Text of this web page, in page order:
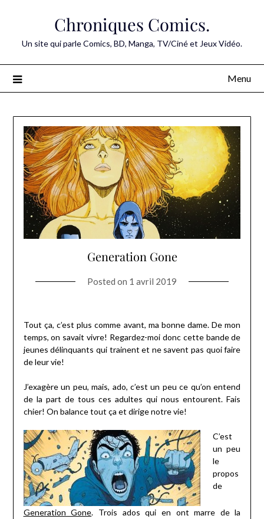
Chroniques Comics.
Un site qui parle Comics, BD, Manga, TV/Ciné et Jeux Vidéo.
Menu
Generation Gone
Posted on 1 avril 2019
Tout ça, c’est plus comme avant, ma bonne dame. De mon
temps, on savait vivre! Regardez-moi donc cette bande de
jeunes délinquants qui trainent et ne savent pas quoi faire
de leur vie!
J’exagère un peu, mais, ado, c’est un peu ce qu’on entend
de la part de tous ces adultes qui nous entourent. Fais
chier! On balance tout ça et dirige notre vie!
C’est
un peu
le
propos
de
Generation Gone. Trois ados qui en ont marre de la